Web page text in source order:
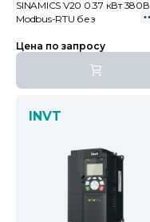
SINAMICS V20 0.37 кВт 380В
Modbus-RTU без
Цена по запросу
INVT